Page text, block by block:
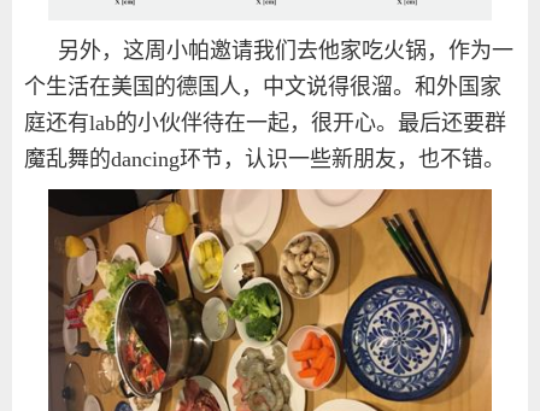
另外，这周小帕邀请我们去他家吃火锅，作为一
个生活在美国的德国人，中文说得很溜。和外国家
庭还有lab的小伙伴待在一起，很开心。最后还要群
魔乱舞的dancing环节，认识一些新朋友，也不错。